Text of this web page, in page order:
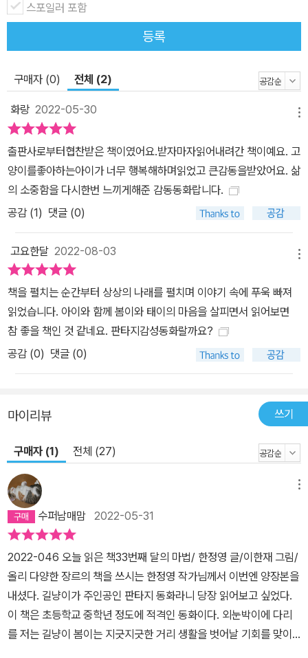
스포일러 포함
등록
구매자 (0) 전체 (2)
화랑 2022-05-30
출판사로부터협찬받은 책이였어요.받자마자읽어내려간 책이예요. 고
양이를좋아하는아이가 너무 행복해하며읽었고 큰감동을받았어요. 삶
의 소중함을 다시한번 느끼게해준 감동동화랍니다.
공감 (1) 댓글 (0)
고요한달 2022-08-03
책을 펼치는 순간부터 상상의 나래를 펼치며 이야기 속에 푸욱 빠져
읽었습니다. 아이와 함께 봄이와 태이의 마음을 살피면서 읽어보면
참 좋을 책인 것 같네요. 판타지감성동화랄까요?
공감 (0) 댓글 (0)
마이리뷰 쓰기
구매자 (1) 전체 (27)
수퍼남매맘 2022-05-31
2022-046 오늘 읽은 책33번째 달의 마법/ 한정영 글/이한재 그림/
올리 다양한 장르의 책을 쓰시는 한정영 작가님께서 이번엔 양장본을
내셨다. 길냥이가 주인공인 판타지 동화라니 당장 읽어보고 싶었다.
이 책은 초등학교 중학년 정도에 적격인 동화이다. 외눈박이에 다리
를 저는 길냥이 봄이는 지긋지긋한 거리 생활을 벗어날 기회를 맞이